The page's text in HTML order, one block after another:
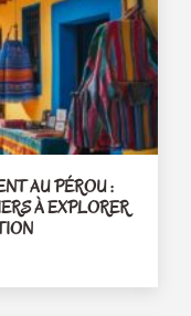
AU PÉROU :
À EXPLORER